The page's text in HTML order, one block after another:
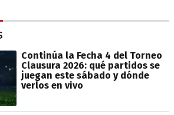
Continúa la Fecha 4 del Torneo
Clausura 2026: qué partidos se
juegan este sábado y dónde
verlos en vivo